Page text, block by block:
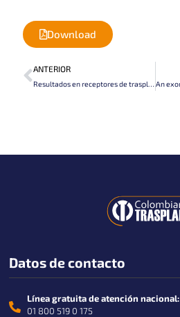
Download
Prev
ANTERIOR
Datos de contacto
Línea gratuita de atención nacional:
01 800 519 0 175